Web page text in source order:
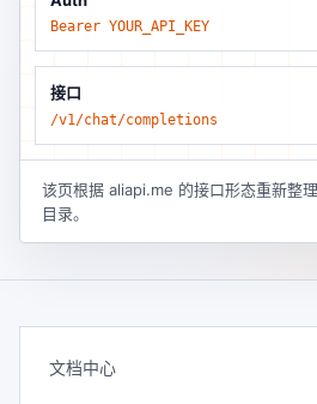
Bearer YOUR_API_KEY
接口
/v1/chat/completions
该页根据 aliapi.me 的接口形态重新整
目录。
文档中心